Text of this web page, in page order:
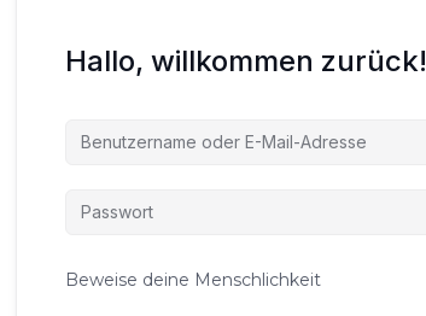
Hallo, willkommen zurück!
Beweise deine Menschlichkeit